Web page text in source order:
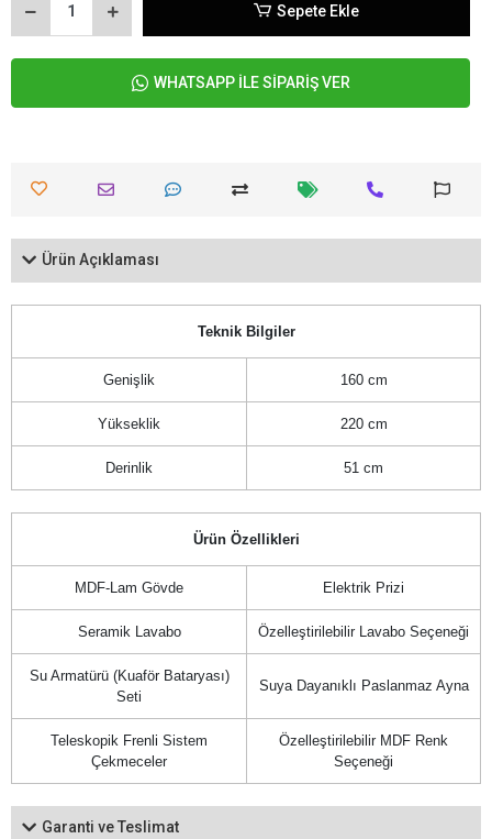
Sepete Ekle
WHATSAPP İLE SİPARİŞ VER
Ürün Açıklaması
Teknik Bilgiler
Genişlik 160 cm
Yükseklik 220 cm
Derinlik 51 cm
Ürün Özellikleri
MDF-Lam Gövde Elektrik Prizi
Seramik Lavabo Özelleştirilebilir Lavabo Seçeneği
Su Armatürü (Kuaför Bataryası)
Seti
Suya Dayanıklı Paslanmaz Ayna
Teleskopik Frenli Sistem
Çekmeceler
Özelleştirilebilir MDF Renk
Seçeneği
Garanti ve Teslimat